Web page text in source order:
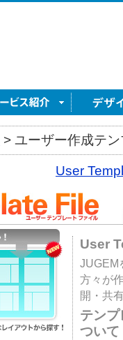
> ユーザー作成テ
User
User
JUGEM
方々が
開・共
テン
ついて